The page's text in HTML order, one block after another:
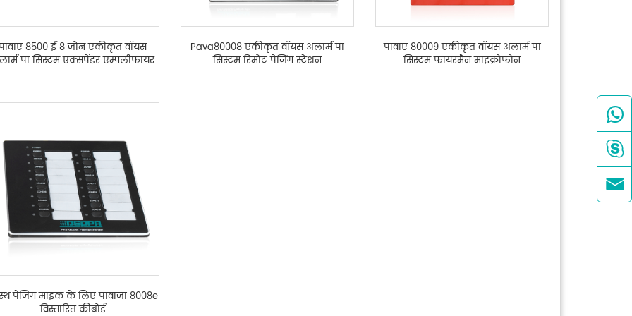
8500 ई 8 जोन एकीकृत वॉयस
पा सिस्टम एक्सपेंडर एम्पलीफायर
Pava80008 एकीकृत वॉयस अलार्म पा
सिस्टम रिमोट पेजिंग स्टेशन
पावाए 80009 एकीकृत वॉयस अलार्म पा
सिस्टम फायरमैन माइक्रोफोन
पेजिंग माइक के लिए पावाजा 8008e
विस्तारित कीबोर्ड


